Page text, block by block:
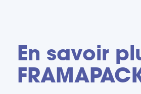
En savoir